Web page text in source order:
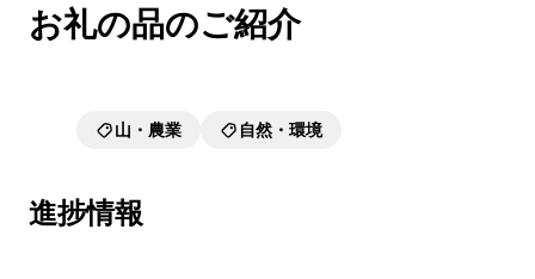
お礼の品のご紹介
山・農業 自然・環境
進捗情報